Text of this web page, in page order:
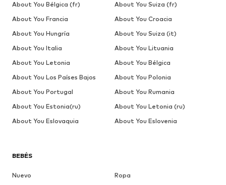
BEBÉS
Nuevo
Ropa
About You Bélgica (fr)
About You Suiza (fr)
About You Francia
About You Croacia
About You Hungría
About You Suiza (it)
About You Italia
About You Lituania
About You Letonia
About You Bélgica
About You Los Países Bajos
About You Polonia
About You Portugal
About You Rumania
About You Estonia(ru)
About You Letonia (ru)
About You Eslovaquia
About You Eslovenia